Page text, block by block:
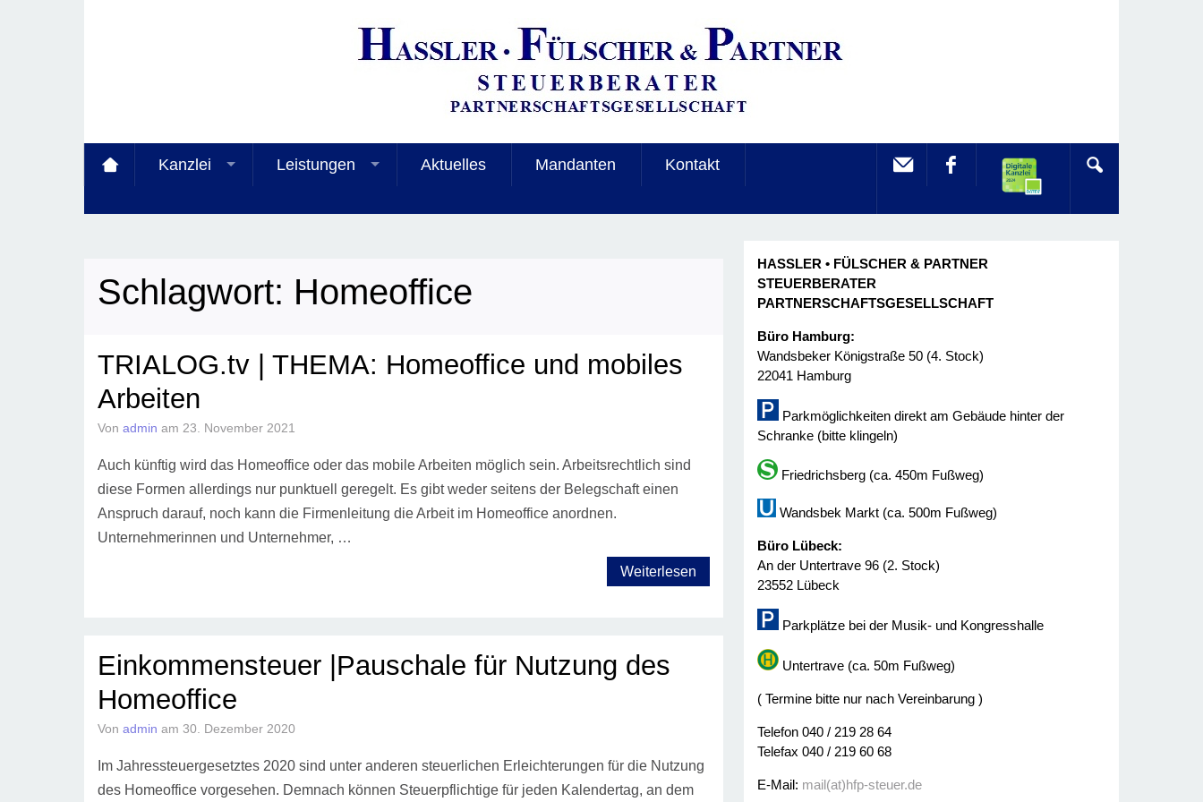
Kanzlei Leistungen Aktuelles Mandanten Kontakt
Schlagwort: Homeoffice
TRIALOG.tv | THEMA: Homeoffice und mobiles
Arbeiten
Von admin am 23. November 2021
Auch künftig wird das Homeoffice oder das mobile Arbeiten möglich sein. Arbeitsrechtlich sind
diese Formen allerdings nur punktuell geregelt. Es gibt weder seitens der Belegschaft einen
Anspruch darauf, noch kann die Firmenleitung die Arbeit im Homeoffice anordnen.
Unternehmerinnen und Unternehmer, …
Weiterlesen
Einkommensteuer |Pauschale für Nutzung des
Homeoffice
Von admin am 30. Dezember 2020
Im Jahressteuergesetztes 2020 sind unter anderen steuerlichen Erleichterungen für die Nutzung
des Homeoffice vorgesehen. Demnach können Steuerpflichtige für jeden Kalendertag, an dem
HASSLER • FÜLSCHER & PARTNER
STEUERBERATER
PARTNERSCHAFTSGESELLSCHAFT
Büro Hamburg:
Wandsbeker Königstraße 50 (4. Stock)
22041 Hamburg
Parkmöglichkeiten direkt am Gebäude hinter der
Schranke (bitte klingeln)
Friedrichsberg (ca. 450m Fußweg)
Wandsbek Markt (ca. 500m Fußweg)
Büro Lübeck:
An der Untertrave 96 (2. Stock)
23552 Lübeck
Parkplätze bei der Musik- und Kongresshalle
Untertrave (ca. 50m Fußweg)
( Termine bitte nur nach Vereinbarung )
Telefon 040 / 219 28 64
Telefax 040 / 219 60 68
E-Mail: mail(at)hfp-steuer.de